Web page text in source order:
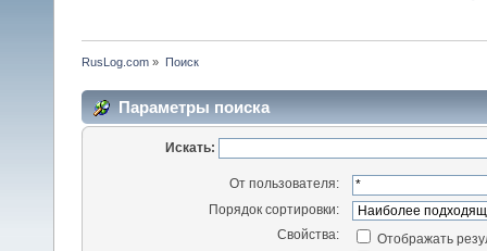
RusLog.com » Поиск
Параметры поиска
Искать:
От пользователя:
Порядок сортировки:
Свойства:
Отображать